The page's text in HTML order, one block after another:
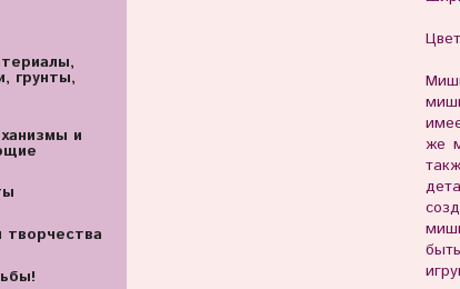
же
грунты,
и